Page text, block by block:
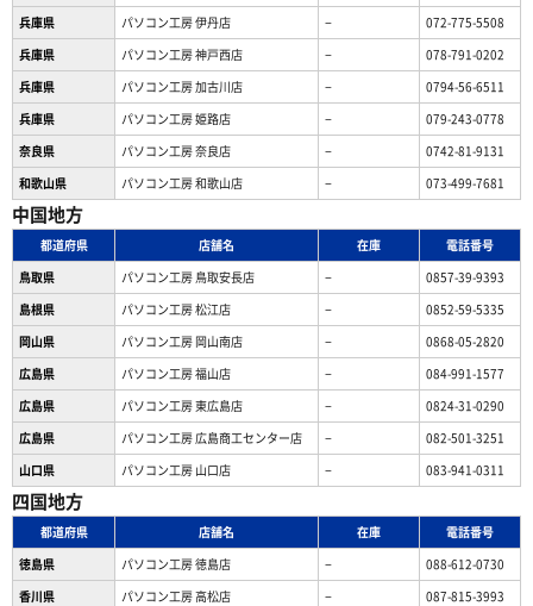
兵庫県
パソコン工房 伊丹店 −
072-775-5508
兵庫県
パソコン工房 神戸西店 −
078-791-0202
兵庫県
パソコン工房 加古川店 −
0794-56-6511
兵庫県
パソコン工房 姫路店 −
079-243-0778
奈良県
パソコン工房 奈良店 −
0742-81-9131
和歌山県
パソコン工房 和歌山店 − 073-499-7681
中国地方
都道府県 店舗名 在庫
電話番号
鳥取県
パソコン工房 鳥取安長店 −
0857-39-9393
島根県
パソコン工房 松江店 −
0852-59-5335
岡山県
パソコン工房 岡山南店 −
0868-05-2820
広島県
パソコン工房 福山店 −
084-991-1577
広島県
パソコン工房 東広島店 −
0824-31-0290
広島県
パソコン工房 広島商工センター店 −
082-501-3251
山口県
パソコン工房 山口店 − 083-941-0311
四国地方
都道府県 店舗名 在庫
電話番号
徳島県
パソコン工房 徳島店 −
088-612-0730
香川県
パソコン工房 高松店 −
087-815-3993